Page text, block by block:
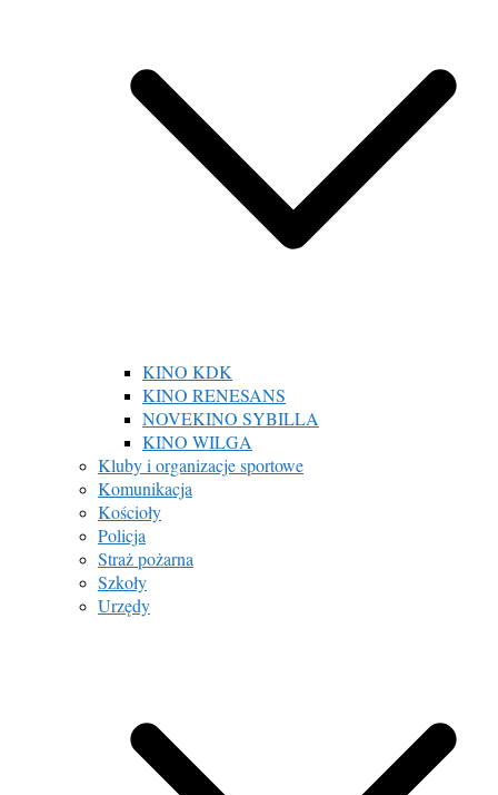
KINO KDK
KINO RENESANS
NOVEKINO SYBILLA
KINO WILGA
Kluby i organizacje sportowe
Komunikacja
Kościoły
Policja
Straż pożarna
Szkoły
Urzędy